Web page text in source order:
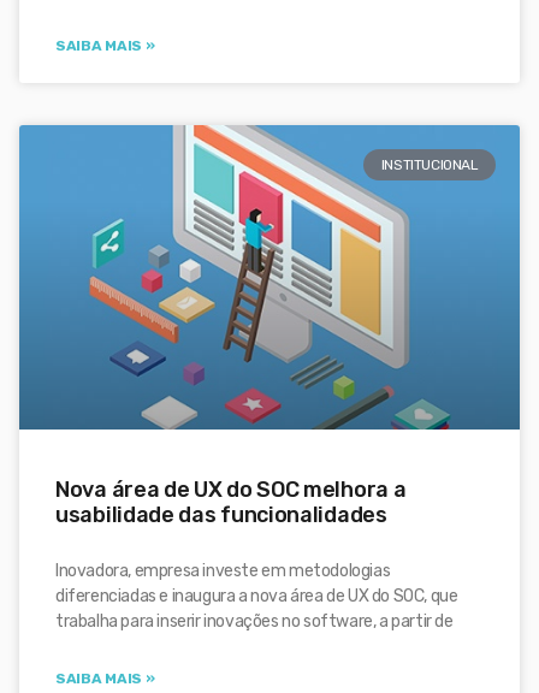
SAIBA MAIS »
INSTITUCIONAL
Nova área de UX do SOC melhora a
usabilidade das funcionalidades
Inovadora, empresa investe em metodologias
diferenciadas e inaugura a nova área de UX do SOC, que
trabalha para inserir inovações no software, a partir de
SAIBA MAIS »